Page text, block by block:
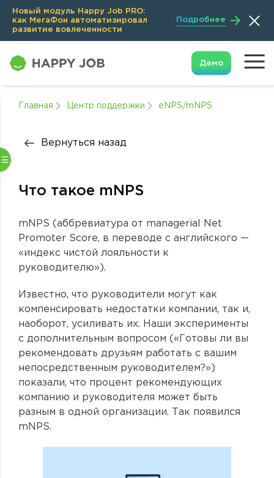
Новый модуль Happy Job PRO:
как МегаФон автоматизировал
развитие вовлеченности
Подробнее
Демо
Главная Центр поддержки eNPS/mNPS
Вернуться назад
Что такое mNPS
mNPS (аббревиатура от managerial Net
Promoter Score, в переводе с английского —
«индекс чистой лояльности к
руководителю»).
Известно, что руководители могут как
компенсировать недостатки компании, так и,
наоборот, усиливать их. Наши эксперименты
с дополнительным вопросом («Готовы ли вы
рекомендовать друзьям работать с вашим
непосредственным руководителем?»)
показали, что процент рекомендующих
компанию и руководителя может быть
разным в одной организации. Так появился
mNPS.